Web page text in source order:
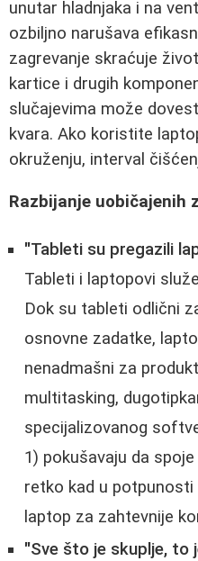
unutar hladnjaka i na
ozbiljno narušava
zagrevanje skraćuje
kartice i drugih
slučajevima može
kvara. Ako koristite
okruženju, interval
Razbijanje uobičajenih
"Tableti su pregazili
Tableti i laptopovi
Dok su tableti odlični
osnovne zadatke,
nenadmašni za
multitasking,
specijalizovanog
1) pokušavaju da
retko kad u potpunosti
laptop za zahtevnije
"Sve što je skuplje, to